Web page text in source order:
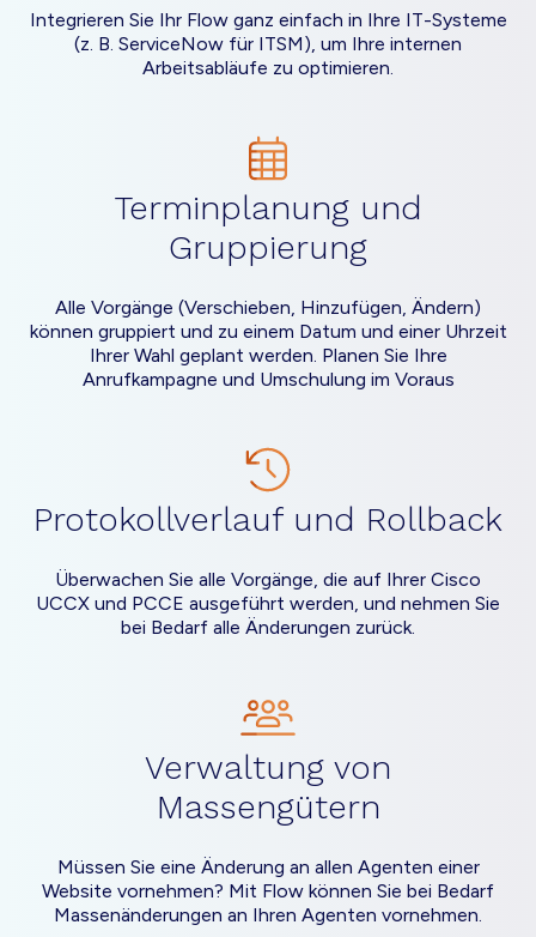
Integrieren Sie Ihr Flow ganz einfach in Ihre IT-Systeme
(z. B. ServiceNow für ITSM), um Ihre internen
Arbeitsabläufe zu optimieren.
Terminplanung und
Gruppierung
Alle Vorgänge (Verschieben, Hinzufügen, Ändern)
können gruppiert und zu einem Datum und einer Uhrzeit
Ihrer Wahl geplant werden. Planen Sie Ihre
Anrufkampagne und Umschulung im Voraus
Protokollverlauf und Rollback
Überwachen Sie alle Vorgänge, die auf Ihrer Cisco
UCCX und PCCE ausgeführt werden, und nehmen Sie
bei Bedarf alle Änderungen zurück.
Verwaltung von
Massengütern
Müssen Sie eine Änderung an allen Agenten einer
Website vornehmen? Mit Flow können Sie bei Bedarf
Massenänderungen an Ihren Agenten vornehmen.